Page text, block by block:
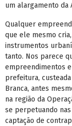
um alargamento da
Qualquer
que ele mesmo
instrumentos
tanto. Nos parece
empreendimentos
prefeitura,
Branca, antes
na região da
se perpetuando
captação de